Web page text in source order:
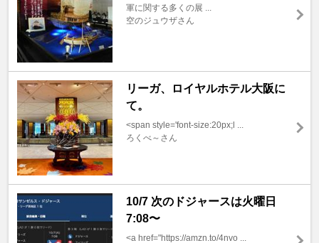
軍に関する多くの展 ...
空のジュウザさん
リーガ、ロイヤルホテル大阪に
て。
<span style='font-size:20px;l ...
ろくべ～さん
10/7 次のドジャースは火曜日
7:08〜
<a href="https://amzn.to/4nvo ...